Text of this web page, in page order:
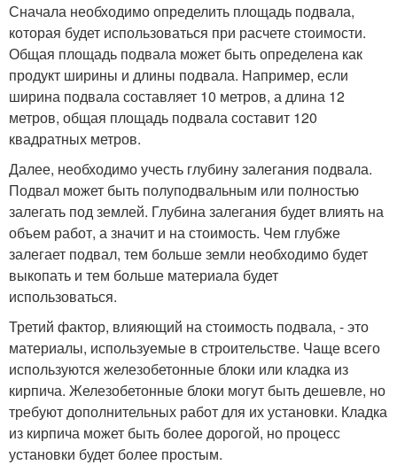
Сначала необходимо определить площадь подвала,
которая будет использоваться при расчете стоимости.
Общая площадь подвала может быть определена как
продукт ширины и длины подвала. Например, если
ширина подвала составляет 10 метров, а длина 12
метров, общая площадь подвала составит 120
квадратных метров.
Далее, необходимо учесть глубину залегания подвала.
Подвал может быть полуподвальным или полностью
залегать под землей. Глубина залегания будет влиять на
объем работ, а значит и на стоимость. Чем глубже
залегает подвал, тем больше земли необходимо будет
выкопать и тем больше материала будет
использоваться.
Третий фактор, влияющий на стоимость подвала, - это
материалы, используемые в строительстве. Чаще всего
используются железобетонные блоки или кладка из
кирпича. Железобетонные блоки могут быть дешевле, но
требуют дополнительных работ для их установки. Кладка
из кирпича может быть более дорогой, но процесс
установки будет более простым.